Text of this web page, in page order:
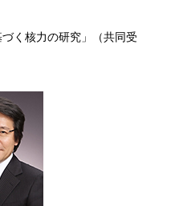
く核力の研究」（共同受